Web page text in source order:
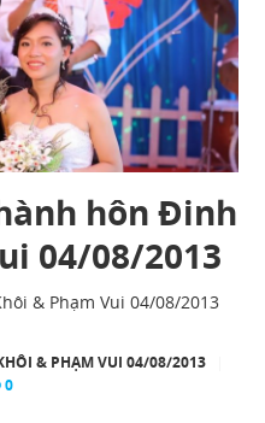
hôn Đinh
04/08/2013
& Phạm Vui 04/08/2013
& PHẠM VUI 04/08/2013
0